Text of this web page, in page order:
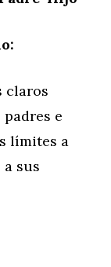
claros
e
límites a
sus